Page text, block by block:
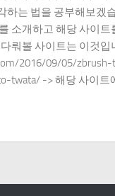
하는 법을 공부해보겠
소개하고 해당 사이트
뤄볼 사이트는 이것입
2016/09/05/
twata/ -> 해당 사이트